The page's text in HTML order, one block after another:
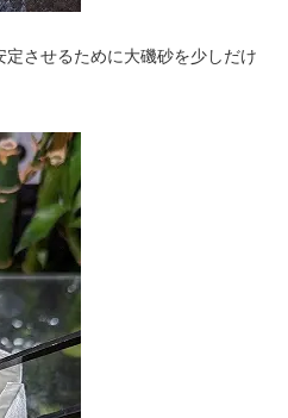
させるために大磯砂を少しだけ